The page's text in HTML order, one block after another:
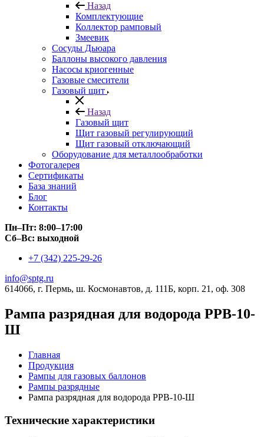
Назад
Комплектующие
Коллектор рамповый
Змеевик
Сосуды Дьюара
Баллоны высокого давления
Насосы криогенные
Газовые смесители
Газовый щит
Назад
Газовый щит
Щит газовый регулирующий
Щит газовый отключающий
Оборудование для металлообработки
Фотогалерея
Сертификаты
База знаний
Блог
Контакты
Пн–Пт: 8:00–17:00
Сб–Вс: выходной
+7 (342) 225-29-26
info@sptg.ru
614066, г. Пермь, ш. Космонавтов, д. 111Б, корп. 21, оф. 308
Рампа разрядная для водорода РРВ-10-
Ш
Главная
Продукция
Рампы для газовых баллонов
Рампы разрядные
Рампа разрядная для водорода РРВ-10-Ш
Технические характеристики